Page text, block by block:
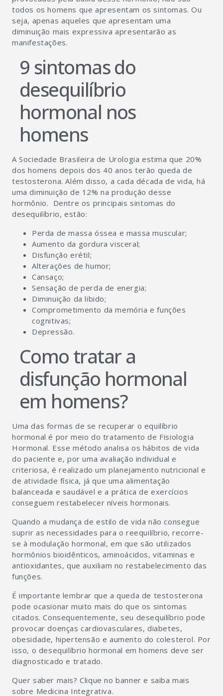
todos os homens que apresentam os sintomas. Ou
seja, apenas aqueles que apresentam uma
diminuição mais expressiva apresentarão as
manifestações.
9 sintomas do
desequilíbrio
hormonal nos
homens
A Sociedade Brasileira de Urologia estima que 20%
dos homens depois dos 40 anos terão queda de
testosterona. Além disso, a cada década de vida, há
uma diminuição de 12% na produção desse
hormônio. Dentre os principais sintomas do
desequilíbrio, estão:
Perda de massa óssea e massa muscular;
Aumento da gordura visceral;
Disfunção erétil;
Alterações de humor;
Cansaço;
Sensação de perda de energia;
Diminuição da libido;
Comprometimento da memória e funções
cognitivas;
Depressão.
Como tratar a
disfunção hormonal
em homens?
Uma das formas de se recuperar o equilíbrio
hormonal é por meio do tratamento de Fisiologia
Hormonal. Esse método analisa os hábitos de vida
do paciente e, por uma avaliação individual e
criteriosa, é realizado um planejamento nutricional e
de atividade física, já que uma alimentação
balanceada e saudável e a prática de exercícios
conseguem restabelecer níveis hormonais.
Quando a mudança de estilo de vida não consegue
suprir as necessidades para o reequilíbrio, recorre-
se à modulação hormonal, em que são utilizados
hormônios bioidênticos, aminoácidos, vitaminas e
antioxidantes, que auxiliam no restabelecimento das
funções.
É importante lembrar que a queda de testosterona
pode ocasionar muito mais do que os sintomas
citados. Consequentemente, seu desequilíbrio pode
provocar doenças cardiovasculares, diabetes,
obesidade, hipertensão e aumento do colesterol. Por
isso, o desequilíbrio hormonal em homens deve ser
diagnosticado e tratado.
Quer saber mais? Clique no banner e saiba mais
sobre Medicina Integrativa.